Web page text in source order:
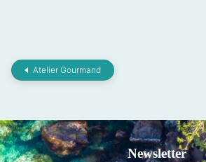
Atelier Gourmand
Newsletter